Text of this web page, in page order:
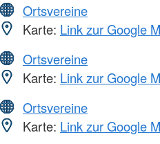
Ortsvereine
Karte: Link zur Google
Ortsvereine
Karte: Link zur Google
Ortsvereine
Karte: Link zur Google